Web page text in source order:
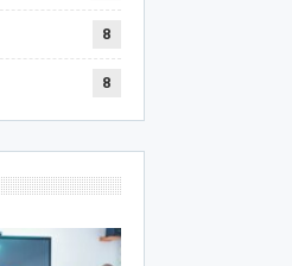
8
8